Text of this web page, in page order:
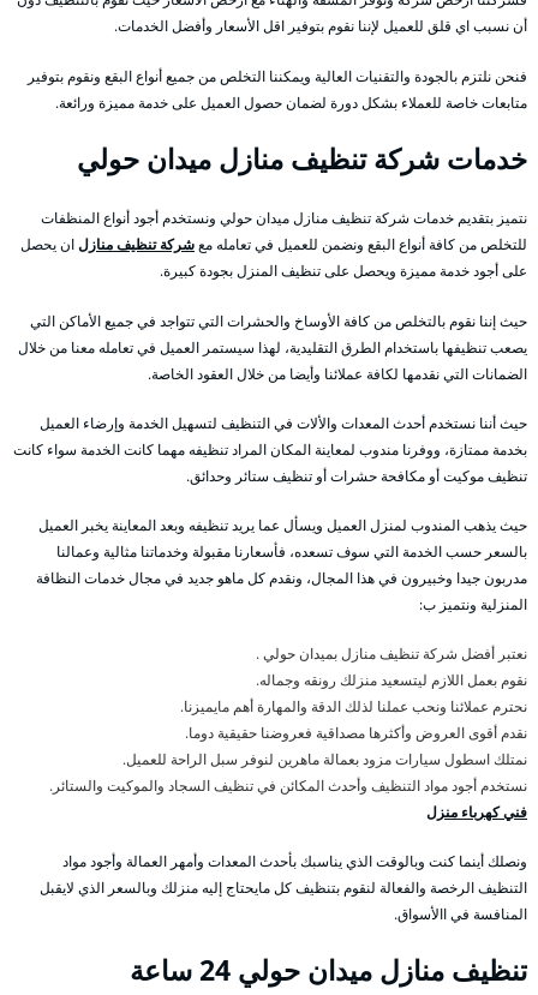
أن نسبب اي قلق للعميل لإننا نقوم بتوفير اقل الأسعار وأفضل الخدمات.
فنحن نلتزم بالجودة والتقنيات العالية ويمكننا التخلص من جميع أنواع البقع ونقوم بتوفير
متابعات خاصة للعملاء بشكل دورة لضمان حصول العميل على خدمة مميزة ورائعة.
خدمات شركة تنظيف منازل ميدان حولي
نتميز بتقديم خدمات شركة تنظيف منازل ميدان حولي ونستخدم أجود أنواع المنظفات
للتخلص من كافة أنواع البقع ونضمن للعميل في تعامله معشركة تنظيف منازلان يحصل
على أجود خدمة مميزة ويحصل على تنظيف المنزل بجودة كبيرة.
حيث إننا نقوم بالتخلص من كافة الأوساخ والحشرات التي تتواجد في جميع الأماكن التي
يصعب تنظيفها باستخدام الطرق التقليدية، لهذا سيستمر العميل في تعامله معنا من خلال
الضمانات التي نقدمها لكافة عملائنا وأيضا من خلال العقود الخاصة.
حيث أننا نستخدم أحدث المعدات والألات في التنظيف لتسهيل الخدمة وإرضاء العميل
بخدمة ممتازة، ووفرنا مندوب لمعاينة المكان المراد تنظيفه مهما كانت الخدمة سواء كانت
تنظيف موكيت أو مكافحة حشرات أو تنظيف ستائر وحدائق.
حيث يذهب المندوب لمنزل العميل ويسأل عما يريد تنظيفه وبعد المعاينة يخبر العميل
بالسعر حسب الخدمة التي سوف تسعده، فأسعارنا مقبولة وخدماتنا مثالية وعمالنا
مدربون جيدا وخبيرون في هذا المجال، ونقدم كل ماهو جديد في مجال خدمات النظافة
المنزلية ونتميز ب:
نعتبر أفضل شركة تنظيف منازل بميدان حولي .
نقوم بعمل اللازم ليتسعيد منزلك رونقه وجماله.
نحترم عملائنا ونحب عملنا لذلك الدقة والمهارة أهم مايميزنا.
نقدم أقوى العروض وأكثرها مصداقية فعروضنا حقيقية دوما.
نمتلك اسطول سيارات مزود بعمالة ماهرين لنوفر سبل الراحة للعميل.
نستخدم أجود مواد التنظيف وأحدث المكائن في تنظيف السجاد والموكيت والستائر.
فني كهرباء منزل
ونصلك أينما كنت وبالوقت الذي يناسبك بأحدث المعدات وأمهر العمالة وأجود مواد
التنظيف الرخصة والفعالة لنقوم بتنظيف كل مايحتاج إليه منزلك وبالسعر الذي لايقبل
المنافسة في االأسواق.
تنظيف منازل ميدان حولي 24 ساعة